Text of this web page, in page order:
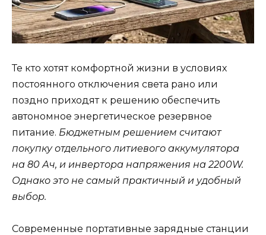
Те кто хотят комфортной жизни в условиях
постоянного отключения света рано или
поздно приходят к решению обеспечить
автономное энергетическое резервное
питание. Бюджетным решением считают
покупку отдельного литиевого аккумулятора
на 80 Ач, и инвертора напряжения на 2200W.
Однако это не самый практичный и удобный
выбор.
Современные портативные зарядные станции